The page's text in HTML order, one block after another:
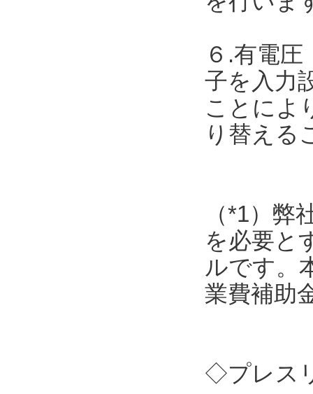
６.有電
子を入力
ことによ
り替える
（*1）
を必要と
ルです。
業費補助
◇プレス